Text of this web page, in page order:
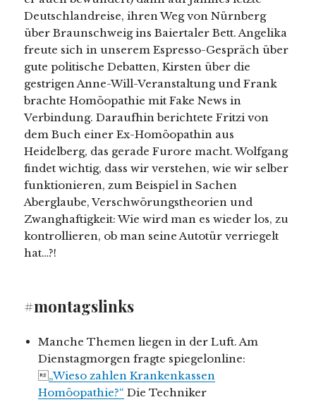
Deutschlandreise, ihren Weg von Nürnberg
über Braunschweig ins Baiertaler Bett. Angelika
freute sich in unserem Espresso-Gespräch über
gute politische Debatten, Kirsten über die
gestrigen Anne-Will-Veranstaltung und Frank
brachte Homöopathie mit Fake News in
Verbindung. Daraufhin berichtete Fritzi von
dem Buch einer Ex-Homöopathin aus
Heidelberg, das gerade Furore macht. Wolfgang
findet wichtig, dass wir verstehen, wie wir selber
funktionieren, zum Beispiel in Sachen
Aberglaube, Verschwörungstheorien und
Zwanghaftigkeit: Wie wird man es wieder los, zu
kontrollieren, ob man seine Autotür verriegelt
hat…?!
#montagslinks
Manche Themen liegen in der Luft. Am
Dienstagmorgen fragte spiegelonline:
„Wieso zahlen Krankenkassen
Homöopathie?“ Die Techniker